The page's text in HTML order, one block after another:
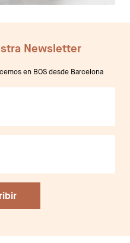
Newsletter
en BOS desde Barcelona